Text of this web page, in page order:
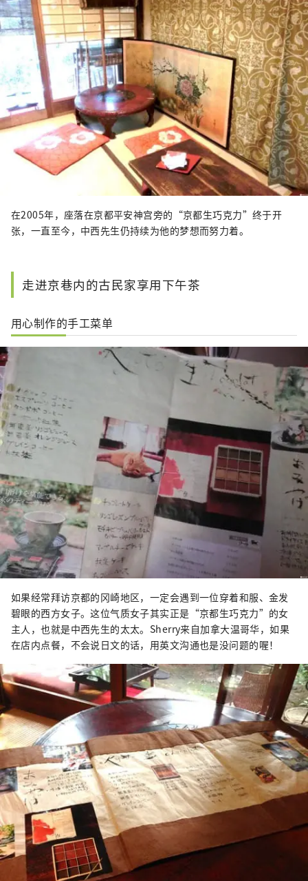
在2005年，座落在京都平安神宫旁的“京都生巧克力”终于开
张，一直至今，中西先生仍持续为他的梦想而努力着。
走进京巷内的古民家享用下午茶
用心制作的手工菜单
如果经常拜访京都的冈崎地区，一定会遇到一位穿着和服、金发
碧眼的西方女子。这位气质女子其实正是“京都生巧克力”的女
主人，也就是中西先生的太太。Sherry来自加拿大温哥华，如果
在店内点餐，不会说日文的话，用英文沟通也是没问题的喔！